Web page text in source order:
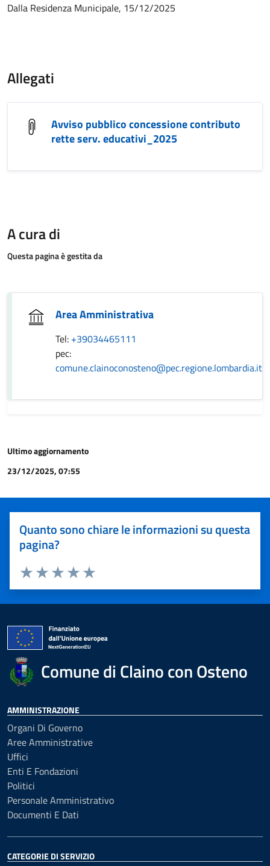
Dalla Residenza Municipale, 15/12/2025
Allegati
Avviso pubblico concessione contributo
rette serv. educativi_2025
A cura di
Questa pagina è gestita da
Area Amministrativa
Tel: +39034465111
pec:
comune.clainoconosteno@pec.regione.lombardia.it
Ultimo aggiornamento
23/12/2025, 07:55
Quanto sono chiare le informazioni su questa
pagina?
Valuta 5 stelle su 5
Valuta 4 stelle su 5
Valuta 3 stelle su 5
Valuta 2 stelle su 5
Valuta 1 stelle su 5
Comune di Claino con Osteno
AMMINISTRAZIONE
Organi Di Governo
Aree Amministrative
Uffici
Enti E Fondazioni
Politici
Personale Amministrativo
Documenti E Dati
CATEGORIE DI SERVIZIO